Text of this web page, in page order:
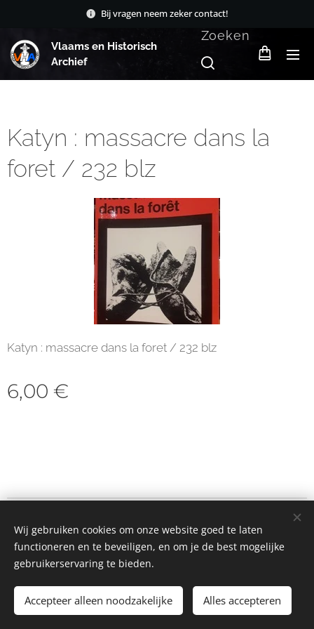
Bij vragen neem zeker contact!
Vlaams en Historisch
Archief
Zoeken
Katyn : massacre dans la
foret / 232 blz
Katyn : massacre dans la foret / 232 blz
6,00 €
Toevoegen aan de winkelwagen
Cookies
Wij gebruiken cookies om onze website goed te laten
functioneren en te beveiligen, en om je de best mogelijke
gebruikerservaring te bieden.
Accepteer alleen noodzakelijke Alles accepteren